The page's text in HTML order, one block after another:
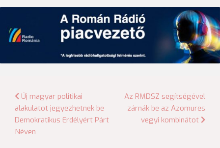
Bejegyzés
navigáció
Új magyar politikai
alakulatot jegyezhetnek be
Demokratikus Erdélyért Párt
Néven
Az RMDSZ segítségével
zárnák be az Azomures
vegyi kombinátot